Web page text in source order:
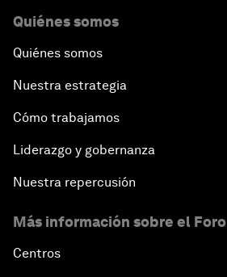
Quiénes somos
Quiénes somos
Nuestra estrategia
Cómo trabajamos
Liderazgo y gobernanza
Nuestra repercusión
Más información sobre el Foro
Centros